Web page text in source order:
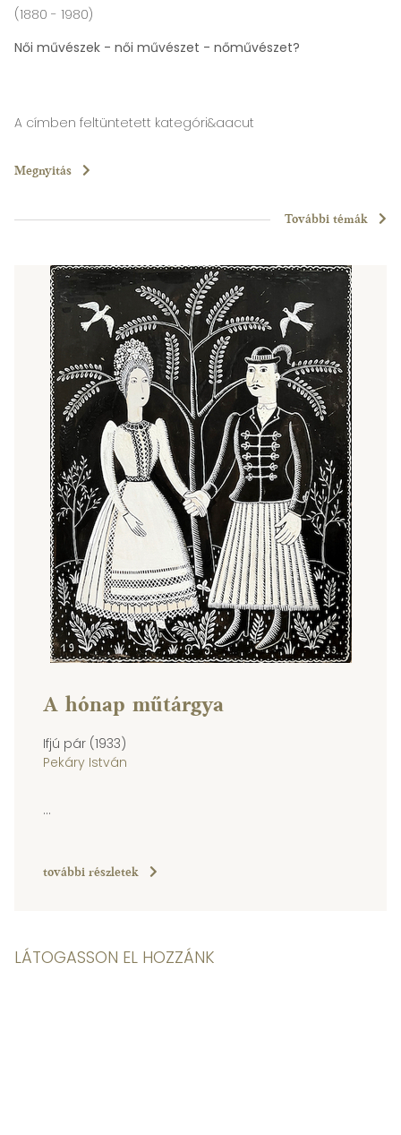
(1880 - 1980)
Női művészek - női művészet - nőművészet?
A címben feltüntetett kategóri&aacut
Megnyitás
További témák
A hónap műtárgya
Ifjú pár (1933)
Pekáry István
...
további részletek
LÁTOGASSON EL HOZZÁNK